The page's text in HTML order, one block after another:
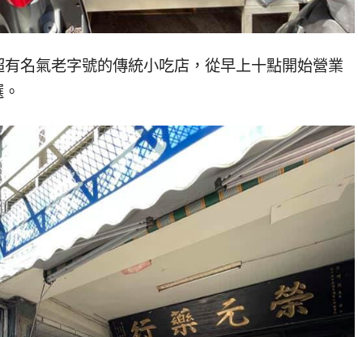
有名氣老字號的傳統小吃店，從早上十點開始營業